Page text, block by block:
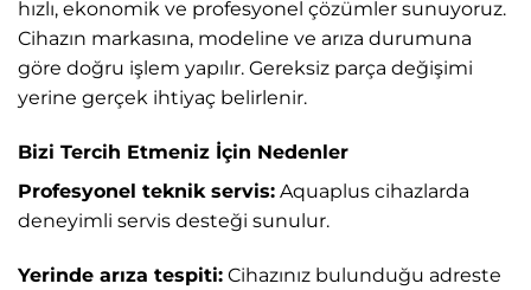
hızlı, ekonomik ve profesyonel çözümler sunuyoruz.
Cihazın markasına, modeline ve arıza durumuna
göre doğru işlem yapılır. Gereksiz parça değişimi
yerine gerçek ihtiyaç belirlenir.
Bizi Tercih Etmeniz İçin Nedenler
Profesyonel teknik servis: Aquaplus cihazlarda
deneyimli servis desteği sunulur.
Yerinde arıza tespiti: Cihazınız bulunduğu adreste